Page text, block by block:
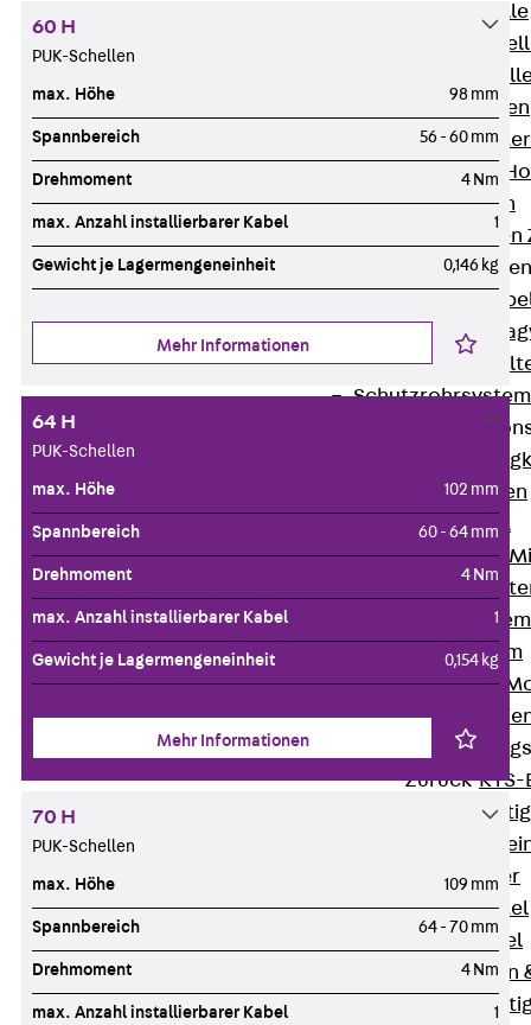
U Kabelschelle
RU
W
HK Kabelhaken
KH Kabelhalter
Hohlleiter-/
Kabelwannen
Kabelschellen
KTW
KBH
Wandkonsolen
Deckenbügel
Zentral- und
W-Profil-
U-Stiel-System
I-Stiel-System
PUK-STRUT-
C-Profil-
KTS-
Zurück
Dübel & Anker
Abhängemittel
Schraubmittel
Ankermuttern
60 H
PUK-Schellen
max. Höhe 98 mm
Spannbereich 56 - 60 mm
Drehmoment 4 Nm
max. Anzahl installierbarer Kabel 1
Gewicht je Lagermengeneinheit 0,146 kg
Mehr Informationen
64 H
PUK-Schellen
max. Höhe 102 mm
Spannbereich 60 - 64 mm
Drehmoment 4 Nm
max. Anzahl installierbarer Kabel 1
Gewicht je Lagermengeneinheit 0,154 kg
Mehr Informationen
70 H
PUK-Schellen
max. Höhe 109 mm
Spannbereich 64 - 70 mm
Drehmoment 4 Nm
max. Anzahl installierbarer Kabel 1